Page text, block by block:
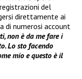
del
direttamente ai
di numerosi account
non è da me fare i
Lo sto facendo
mio e questo è il